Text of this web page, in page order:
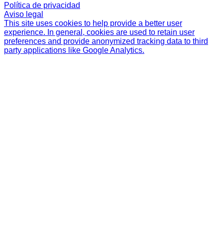
Política de privacidad
Aviso legal
This site uses cookies to help provide a better user
experience. In general, cookies are used to retain user
preferences and provide anonymized tracking data to third
party applications like Google Analytics.